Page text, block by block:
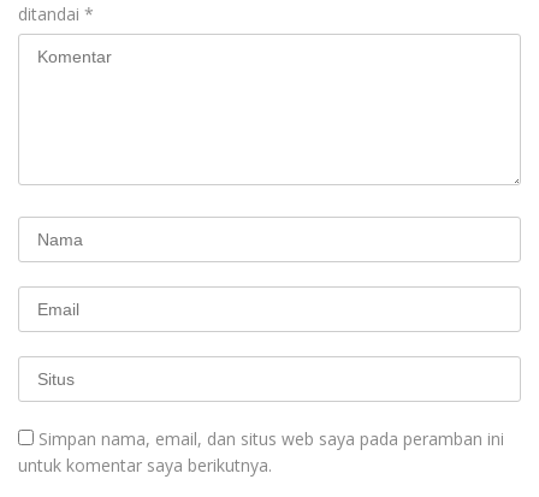
ditandai *
Simpan nama, email, dan situs web saya pada peramban ini
untuk komentar saya berikutnya.